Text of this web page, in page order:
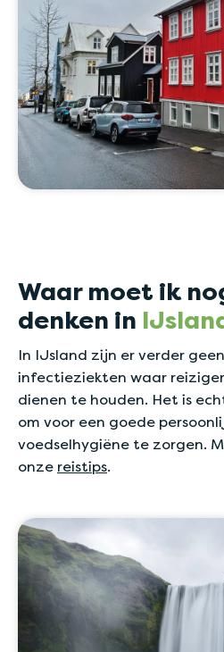
Waar moet ik
denken in
In IJsland zijn er verder
infectieziekten waar
dienen te houden. Het is
om voor een goede
voedselhygiëne te zorgen.
onze reistips.